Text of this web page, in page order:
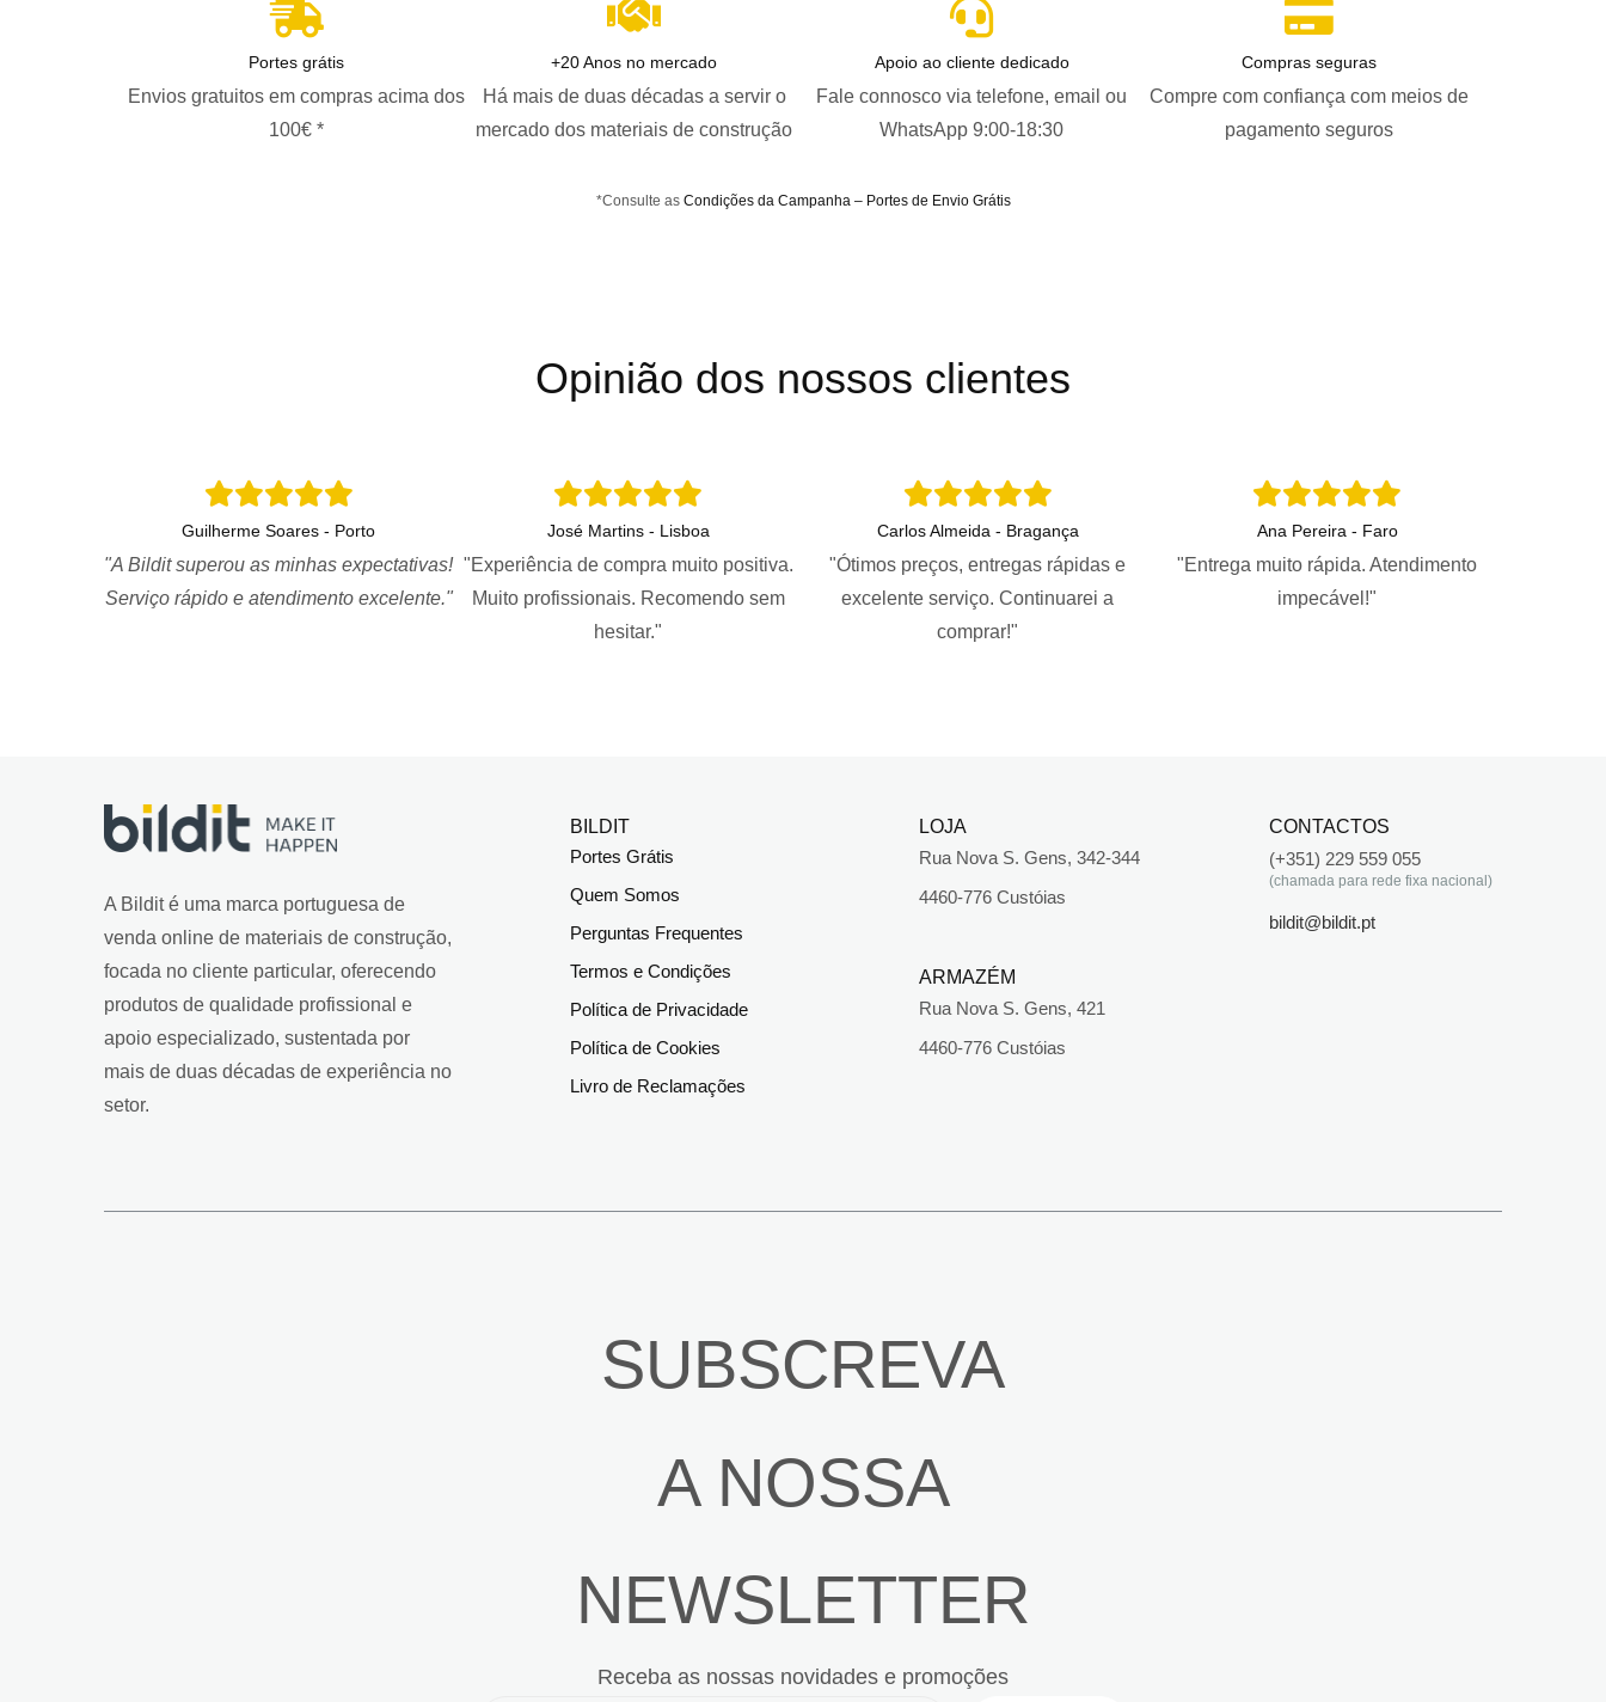
Portes grátis
Envios gratuitos em compras acima dos
100€ *
+20 Anos no mercado
Há mais de duas décadas a servir o
mercado dos materiais de construção
Apoio ao cliente dedicado
Fale connosco via telefone, email ou
WhatsApp 9:00-18:30
Compras seguras
Compre com confiança com meios de
pagamento seguros
*Consulte as Condições da Campanha – Portes de Envio Grátis
Opinião dos nossos clientes
Guilherme Soares - Porto
"A Bildit superou as minhas expectativas!
Serviço rápido e atendimento excelente."
José Martins - Lisboa
"Experiência de compra muito positiva.
Muito profissionais. Recomendo sem
hesitar."
Carlos Almeida - Bragança
"Ótimos preços, entregas rápidas e
excelente serviço. Continuarei a
comprar!"
Ana Pereira - Faro
"Entrega muito rápida. Atendimento
impecável!"
A Bildit é uma marca portuguesa de
venda online de materiais de construção,
focada no cliente particular, oferecendo
produtos de qualidade profissional e
apoio especializado, sustentada por
mais de duas décadas de experiência no
setor.
BILDIT
Portes Grátis
Quem Somos
Perguntas Frequentes
Termos e Condições
Política de Privacidade
Política de Cookies
Livro de Reclamações
LOJA
Rua Nova S. Gens, 342-344
4460-776 Custóias
ARMAZÉM
Rua Nova S. Gens, 421
4460-776 Custóias
CONTACTOS
(+351) 229 559 055
(chamada para rede fixa nacional)
bildit@bildit.pt
SUBSCREVA
A NOSSA
NEWSLETTER
Receba as nossas novidades e promoções